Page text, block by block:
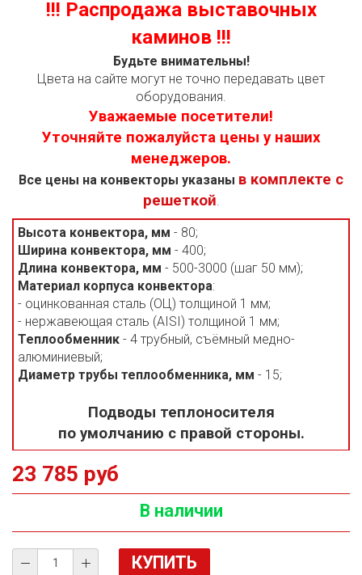
!!! Распродажа выставочных
каминов !!!
Будьте внимательны!
Цвета на сайте могут не точно передавать цвет
оборудования.
Уважаемые посетители!
Уточняйте пожалуйста цены у наших
менеджеров.
Все цены на конвекторы указаны в комплекте с
решеткой.
Высота конвектора, мм - 80;
Ширина конвектора, мм - 400;
Длина конвектора, мм - 500-3000 (шаг 50 мм);
Материал корпуса конвектора:
- оцинкованная сталь (ОЦ) толщиной 1 мм;
- нержавеющая сталь (AISI) толщиной 1 мм;
Теплообменник - 4 трубный, съёмный медно-
алюминиевый;
Диаметр трубы теплообменника, мм - 15;
Подводы теплоносителя
по умолчанию с правой стороны.
23 785 руб
В наличии